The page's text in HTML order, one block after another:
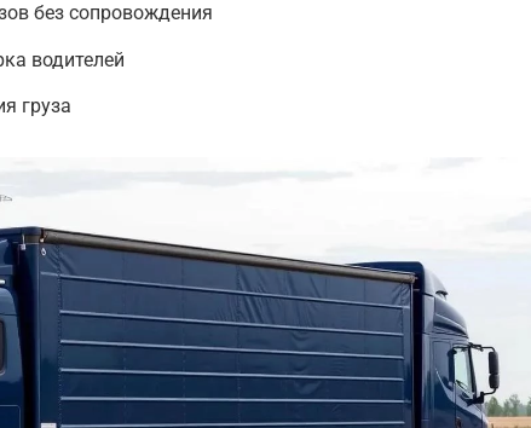
без сопровождения
водителей
груза